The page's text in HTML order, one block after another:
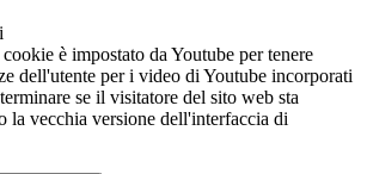
è impostato da Youtube per tenere
dell'utente per i video di Youtube incorporati
se il visitatore del sito web sta
la vecchia versione dell'interfaccia di